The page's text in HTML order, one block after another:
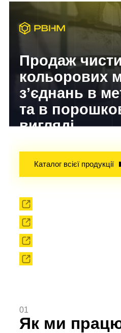
Продаж
кольорових
з’єднань в
та в
вигляді
Каталог всієї продукції
01
Як ми